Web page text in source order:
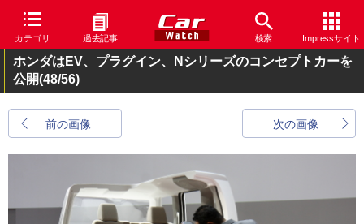
カテゴリ 過去記事 検索 Impressサイト
ホンダはEV、プラグイン、Nシリーズのコンセプトカーを
公開(48/56)
前の画像 次の画像